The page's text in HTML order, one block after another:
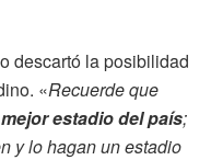
descartó la posibilidad
«Recuerde que
estadio del país;
y lo hagan un estadio